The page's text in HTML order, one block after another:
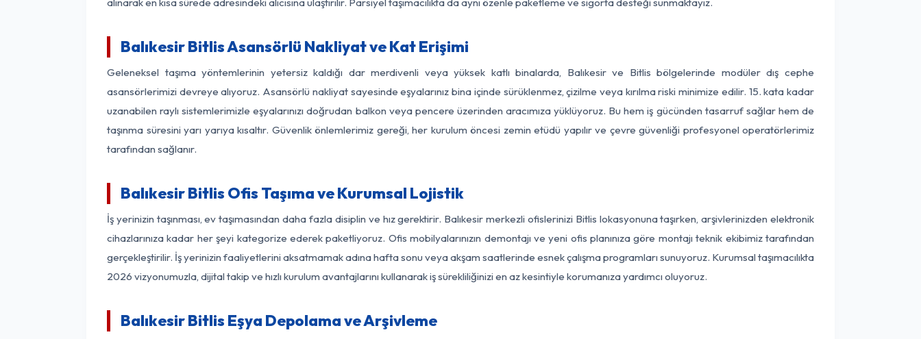
Balıkesir Bitlis Asansörlü Nakliyat ve Kat Erişimi
Geleneksel taşıma yöntemlerinin yetersiz kaldığı dar merdivenli veya yüksek katlı binalarda, Balıkesir ve Bitlis bölgelerinde modüler dış cephe
asansörlerimizi devreye alıyoruz. Asansörlü nakliyat sayesinde eşyalarınız bina içinde sürüklenmez, çizilme veya kırılma riski minimize edilir. 15. kata kadar
uzanabilen raylı sistemlerimizle eşyalarınızı doğrudan balkon veya pencere üzerinden aracımıza yüklüyoruz. Bu hem iş gücünden tasarruf sağlar hem de
taşınma süresini yarı yarıya kısaltır. Güvenlik önlemlerimiz gereği, her kurulum öncesi zemin etüdü yapılır ve çevre güvenliği profesyonel operatörlerimiz
tarafından sağlanır.
Balıkesir Bitlis Ofis Taşıma ve Kurumsal Lojistik
İş yerinizin taşınması, ev taşımasından daha fazla disiplin ve hız gerektirir. Balıkesir merkezli ofislerinizi Bitlis lokasyonuna taşırken, arşivlerinizden elektronik
cihazlarınıza kadar her şeyi kategorize ederek paketliyoruz. Ofis mobilyalarınızın demontajı ve yeni ofis planınıza göre montajı teknik ekibimiz tarafından
gerçekleştirilir. İş yerinizin faaliyetlerini aksatmamak adına hafta sonu veya akşam saatlerinde esnek çalışma programları sunuyoruz. Kurumsal taşımacılıkta
2026 vizyonumuzla, dijital takip ve hızlı kurulum avantajlarını kullanarak iş sürekliliğinizi en az kesintiyle korumanıza yardımcı oluyoruz.
Balıkesir Bitlis Eşya Depolama ve Arşivleme